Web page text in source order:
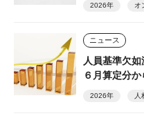
2026年 オ
ニュース
人員基準欠
６月算定分
2026年 人